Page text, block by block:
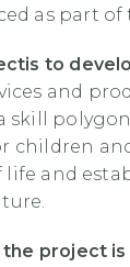
as part of
to
and
skill
children
life and
project is